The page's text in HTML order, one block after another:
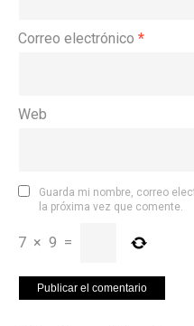
Correo electrónico *
Web
Guarda mi nombre, correo
la próxima vez que comente.
7 × 9 =